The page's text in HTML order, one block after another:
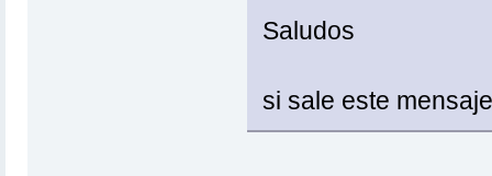
Saludos
si sale este